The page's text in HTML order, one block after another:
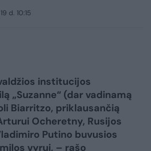
d. 10:15
institucijos
„Suzanne“ (dar vadinamą
Biarritzo, priklausančią
Ocheretny, Rusijos
Putino buvusios
vyrui, – rašo